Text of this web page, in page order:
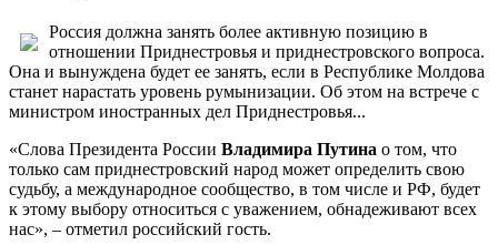
Россия должна занять более активную позицию в
отношении Приднестровья и приднестровского вопроса.
Она и вынуждена будет ее занять, если в Республике Молдова
станет нарастать уровень румынизации. Об этом на встрече с
министром иностранных дел Приднестровья...
«Слова Президента России Владимира Путина о том, что
только сам приднестровский народ может определить свою
судьбу, а международное сообщество, в том числе и РФ, будет
к этому выбору относиться с уважением, обнадеживают всех
нас», – отметил российский гость.